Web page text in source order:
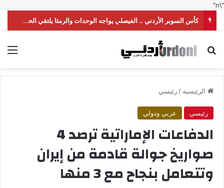
"\n"
كأس السوبر الأردني .. الفيصلي يواجه الوحدات والرمثا يلتقي الحسين
بحث عن
الرئيسية /رئيسي
رئيسي عربي ودولي
الدفاعات الإماراتية ترصد 4
صواريخ جوالة قادمة من إيران
وتتعامل بنجاح مع 3 منها